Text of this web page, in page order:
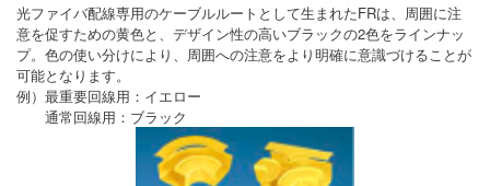
光ファイバ配線専用のケーブルルートとして生まれたFRは、周囲に注
意を促すための黄色と、デザイン性の高いブラックの2色をラインナッ
プ。色の使い分けにより、周囲への注意をより明確に意識づけることが
可能となります。
例）最重要回線用：イエロー
通常回線用：ブラック